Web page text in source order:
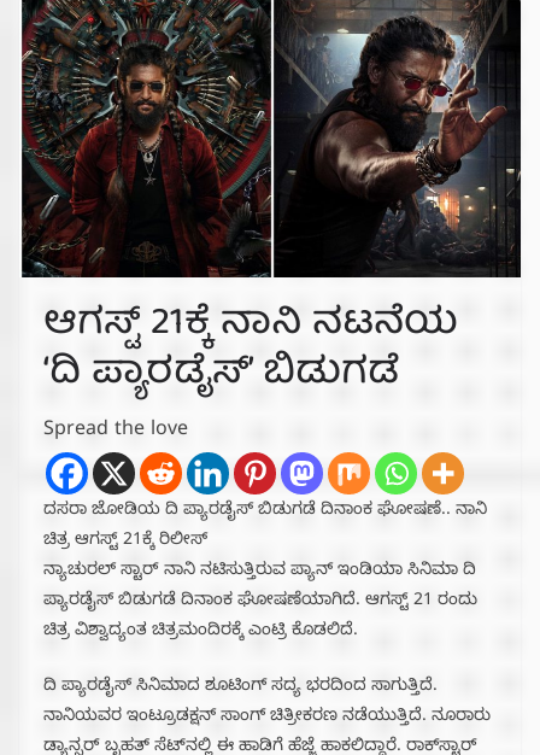
ಆಗಸ್ಟ್ 21ಕ್ಕೆ ನಾನಿ ನಟನೆಯ
‘ದಿ ಪ್ಯಾರಡೈಸ್’ ಬಿಡುಗಡೆ
Spread the love
ದಸರಾ ಜೋಡಿಯ ದಿ ಪ್ಯಾರಡೈಸ್ ಬಿಡುಗಡೆ ದಿನಾಂಕ ಘೋಷಣೆ.. ನಾನಿ
ಚಿತ್ರ ಆಗಸ್ಟ್ 21ಕ್ಕೆ ರಿಲೀಸ್
ನ್ಯಾಚುರಲ್ ಸ್ಟಾರ್ ನಾನಿ ನಟಿಸುತ್ತಿರುವ ಪ್ಯಾನ್ ಇಂಡಿಯಾ ಸಿನಿಮಾ ದಿ
ಪ್ಯಾರಡೈಸ್ ಬಿಡುಗಡೆ ದಿನಾಂಕ ಘೋಷಣೆಯಾಗಿದೆ. ಆಗಸ್ಟ್ 21 ರಂದು
ಚಿತ್ರ ವಿಶ್ವಾದ್ಯಂತ ಚಿತ್ರಮಂದಿರಕ್ಕೆ ಎಂಟ್ರಿ‌ ಕೊಡಲಿದೆ.
ದಿ ಪ್ಯಾರಡೈಸ್ ಸಿನಿಮಾದ ಶೂಟಿಂಗ್ ಸದ್ಯ ಭರದಿಂದ ಸಾಗುತ್ತಿದೆ.
ನಾನಿಯವರ ಇಂಟ್ರೂಡಕ್ಷನ್ ಸಾಂಗ್ ಚಿತ್ರೀಕರಣ ನಡೆಯುತ್ತಿದೆ. ನೂರಾರು
ಡ್ಯಾನ್ಸರ್ ಬೃಹತ್ ಸೆಟ್‌ನಲ್ಲಿ ಈ ಹಾಡಿಗೆ ಹೆಜ್ಜೆ ಹಾಕಲಿದ್ದಾರೆ. ರಾಕ್‌ಸ್ಟಾರ್